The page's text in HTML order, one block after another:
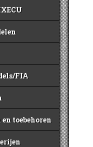
FIA
toebehoren